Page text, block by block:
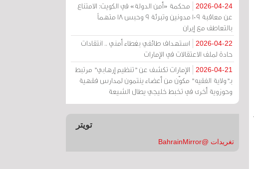
2026-04-24
محكمة «أمن الدولة» في الكويت: الامتناع
عن معاقبة 109 مدونين وتبرئة 9 وحبس 18 متهماً
بالتعاطف مع إيران
2026-04-22
استهداف طائفي بغطاء أمني .. انتقادات
حادة لملف الاعتقالات في الإمارات
2026-04-21
الإمارات تكشف عن "تنظيم إرهابي" مرتبط
بـ"ولاية الفقيه" مكوّن من أعضاء ينتمون لمدارس فقهية
وحوزوية أخرى في تخبط خليجي يطال الشيعة
تويتر
تغريدات @BahrainMirror